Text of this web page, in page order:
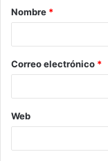
r
*
Nombre *
Correo electrónico *
Web